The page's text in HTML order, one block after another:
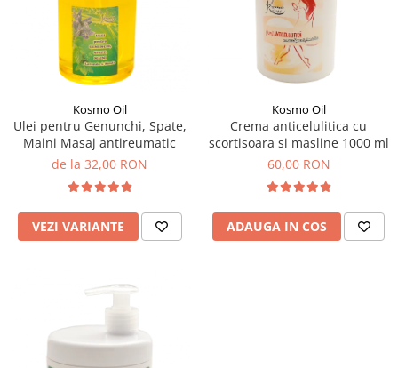
TERAPEUTIC
THAILANDEZ (LOMI-LOMI)
Kosmo Oil
Ulei pentru Genunchi, Spate,
Maini Masaj antireumatic
de la 32,00 RON
VEZI VARIANTE
Kosmo Oil
Crema anticelulitica cu
scortisoara si masline 1000 ml
60,00 RON
ADAUGA IN COS